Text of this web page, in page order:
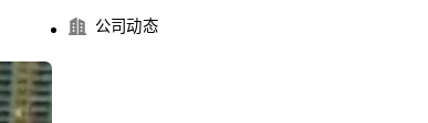
公司动态